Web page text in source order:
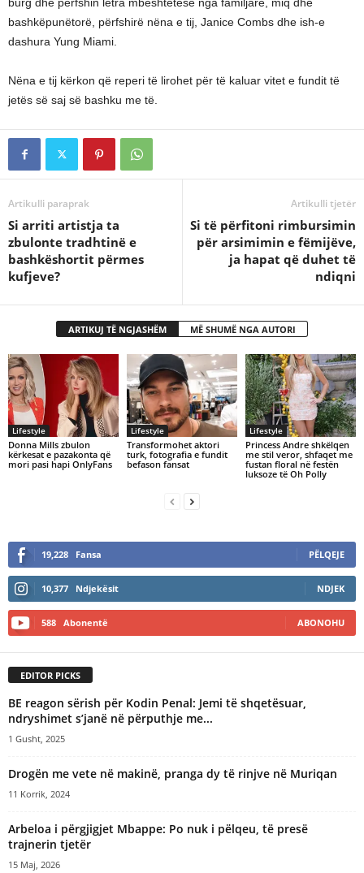
bashkëpunëtorë, përfshirë nëna e tij, Janice Combs dhe ish-e
dashura Yung Miami.
Nëna e tij kërkon që reperi të lirohet për të kaluar vitet e fundit të
jetës së saj së bashku me të.
Artikulli paraprak
Si arriti artistja ta
zbulonte tradhtinë e
bashkëshortit përmes
kufjeve?
Artikulli tjetër
Si të përfitoni rimbursimin
për arsimimin e fëmijëve,
ja hapat që duhet të
ndiqni
ARTIKUJ TË NGJASHËM MË SHUMË NGA AUTORI
Lifestyle
Donna Mills zbulon
kërkesat e pazakonta që
mori pasi hapi OnlyFans
Lifestyle
Transformohet aktori
turk, fotografia e fundit
befason fansat
Lifestyle
Princess Andre shkëlqen
me stil veror, shfaqet me
fustan floral në festën
luksoze të Oh Polly
19,228 Fansa PËLQEJE
10,377 Ndjekësit NDJEK
588 Abonentë ABONOHU
EDITOR PICKS
BE reagon sërish për Kodin Penal: Jemi të shqetësuar,
ndryshimet s’janë në përputhje me...
1 Gusht, 2025
Drogën me vete në makinë, pranga dy të rinjve në Muriqan
11 Korrik, 2024
Arbeloa i përgjigjet Mbappe: Po nuk i pëlqeu, të presë
trajnerin tjetër
15 Maj, 2026